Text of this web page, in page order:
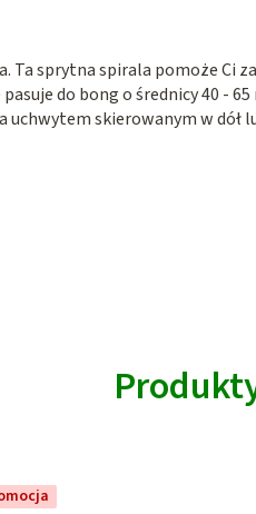
sprytna spirala pomoże Ci
do bong o średnicy 40 -
uchwytem skierowanym w dół